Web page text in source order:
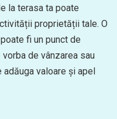
la terasa ta poate
proprietății tale. O
fi un punct de
de vânzarea sau
valoare și apel